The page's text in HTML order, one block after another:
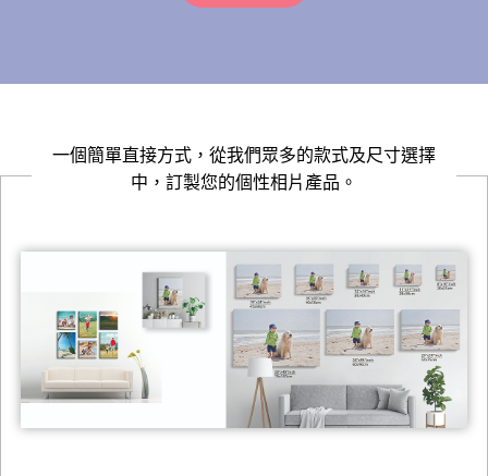
一個簡單直接方式，從我們眾多的款式及尺寸選擇
中，訂製您的個性相片產品。